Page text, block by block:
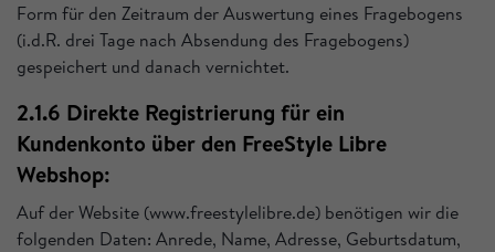
Form für den Zeitraum der Auswertung eines Fragebogens
(i.d.R. drei Tage nach Absendung des Fragebogens)
gespeichert und danach vernichtet.
2.1.6 Direkte Registrierung für ein
Kundenkonto über den FreeStyle Libre
Webshop:
Auf der Website (www.freestylelibre.de) benötigen wir die
folgenden Daten: Anrede, Name, Adresse, Geburtsdatum,